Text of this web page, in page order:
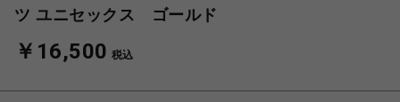
ツ ユニセックス ゴールド
￥16,500 税込